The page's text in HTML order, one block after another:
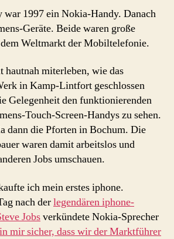
war 1997 ein Nokia-Handy. Danach
Geräte. Beide waren große
Weltmarkt der Mobiltelefonie.
hautnah miterleben, wie das
in Kamp-Lintfort geschlossen
Gelegenheit den funktionierenden
Touch-Screen-Handys zu sehen.
dann die Pforten in Bochum. Die
waren damit arbeitslos und
Jobs umschauen.
ich mein erstes iphone.
nach derlegendären iphone-
Jobsverkündete Nokia-Sprecher
mir sicher, dass wir der Marktführer